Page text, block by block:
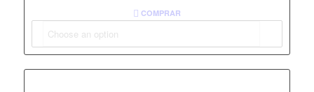
COMPRAR